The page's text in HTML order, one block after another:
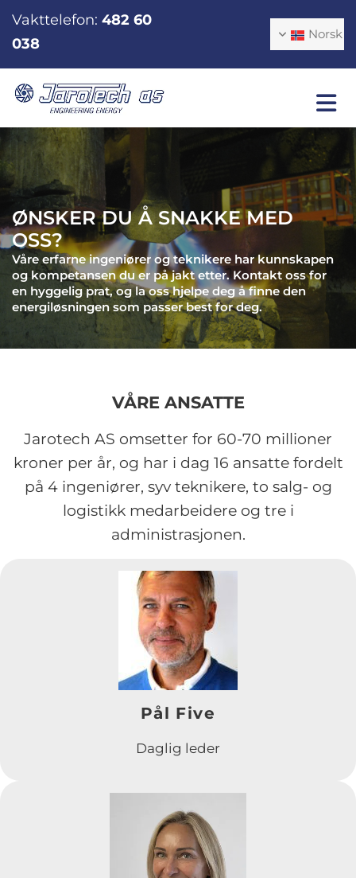
Vakttelefon: 482 60
038
Norsk
ØNSKER DU Å SNAKKE MED
OSS?
Våre erfarne ingeniører og teknikere har kunnskapen
og kompetansen du er på jakt etter. Kontakt oss for
en hyggelig prat, og la oss hjelpe deg å finne den
energiløsningen som passer best for deg.
VÅRE ANSATTE
Jarotech AS omsetter for 60-70 millioner
kroner per år, og har i dag 16 ansatte fordelt
på 4 ingeniører, syv teknikere, to salg- og
logistikk medarbeidere og tre i
administrasjonen.
Pål Five
Daglig leder